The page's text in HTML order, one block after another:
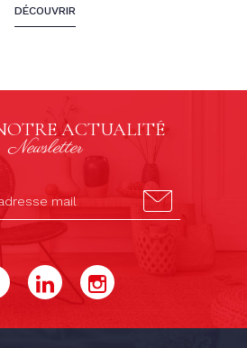
DÉCOUVRIR
ACTUALITÉ
Newsletter